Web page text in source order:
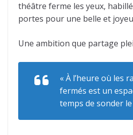
théâtre ferme les yeux,
portes pour une belle et
Une ambition que partage
« À l’heure où les
fermés est un
temps de sonder